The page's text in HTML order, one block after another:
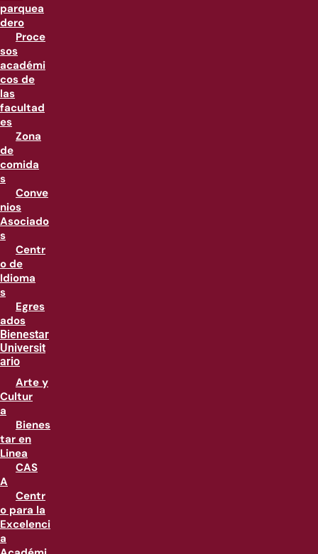
parquea
dero
Proce
sos
académi
cos de
las
facultad
es
Zona
de
comida
s
Conve
nios
Asociado
s
Centr
o de
Idioma
s
Egres
ados
Bienestar
Universit
ario
Arte y
Cultur
a
Bienes
tar en
Linea
CAS
A
Centr
o para la
Excelenci
a